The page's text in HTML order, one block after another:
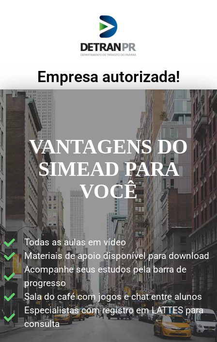
Empresa autorizada!
VANTAGENS DO
SIMEAD PARA
VOCÊ
Todas as aulas em vídeo
Materiais de apoio disponível para download
Acompanhe seus estudos pela barra de
progresso
Sala do café com jogos e chat entre alunos
Especialistas com registro em LATTES para
consulta